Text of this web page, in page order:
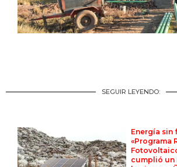
SEGUIR LEYENDO:
Energía sin
«Programa
cumplió un